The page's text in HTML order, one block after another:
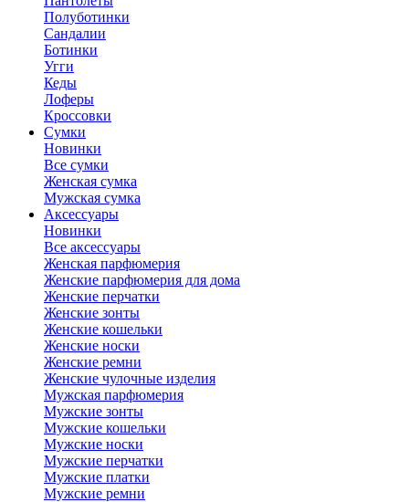
Полуботинки
Сандалии
Ботинки
Угги
Кеды
Лоферы
Кроссовки
Сумки
Новинки
Все сумки
Женская сумка
Мужская сумка
Аксессуары
Новинки
Все аксессуары
Женская парфюмерия
Женские парфюмерия для дома
Женские перчатки
Женские зонты
Женские кошельки
Женские носки
Женские ремни
Женские чулочные изделия
Мужская парфюмерия
Мужские зонты
Мужские кошельки
Мужские носки
Мужские перчатки
Мужские платки
Мужские ремни